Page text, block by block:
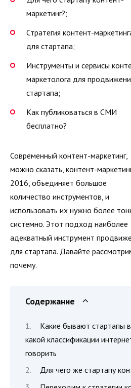
маркетинг?;
Стратегия контент-
для стартапа;
Инструменты и сервисы
маркетолога для
стартапа;
Как публиковаться в СМИ
бесплатно?
Современный контент-маркетинг,
можно сказать, контент-
2016, объединяет большое
количество инструментов, и
использовать их нужно более
системно. Этот подход наиболее
адекватный инструмент
для стартапа. Давайте
почему.
Содержание
Какие бывают стартапы
какой классификации
говорить
Для чего же стартапу